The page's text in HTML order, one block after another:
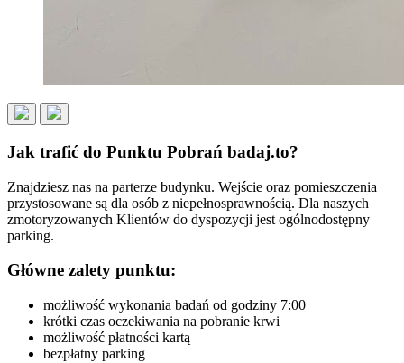
Jak trafić do Punktu Pobrań badaj.to?
Znajdziesz nas na parterze budynku. Wejście oraz pomieszczenia
przystosowane są dla osób z niepełnosprawnością. Dla naszych
zmotoryzowanych Klientów do dyspozycji jest ogólnodostępny
parking.
Główne zalety punktu:
możliwość wykonania badań od godziny 7:00
krótki czas oczekiwania na pobranie krwi
możliwość płatności kartą
bezpłatny parking